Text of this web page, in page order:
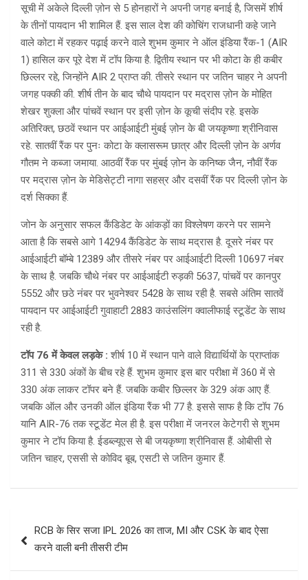
सूची में अकेले दिल्ली ज़ोन से 5 होनहारों ने अपनी जगह बनाई है, जिसमें शीर्ष
के तीनों पायदान भी शामिल हैं. इस साल देश की कोचिंग राजधानी कहे जाने
वाले कोटा में रहकर पढ़ाई करने वाले शुभम कुमार ने ऑल इंडिया रैंक-1 (AIR
1) हासिल कर पूरे देश में टॉप किया है. द्वितीय स्थान पर भी कोटा के ही कबीर
छिल्लर रहे, जिन्होंने AIR 2 प्राप्त की. तीसरे स्थान पर जतिन चाहर ने अपनी
जगह पक्की की. शीर्ष तीन के बाद चौथे पायदान पर मद्रास ज़ोन के मोहित
शेखर शुक्ला और पांचवें स्थान पर इसी ज़ोन के कूची संदीप रहे. ​इसके
अतिरिक्त, छठवें स्थान पर आईआईटी मुंबई ज़ोन के बी जयकृष्णा श्रीनिवास
रहे. सातवीं रैंक पर पुनः कोटा के क्लासरूम छात्र और दिल्ली ज़ोन के अर्णव
गौतम ने कब्जा जमाया. आठवीं रैंक पर मुंबई ज़ोन के कनिष्क जैन, नौवीं रैंक
पर मद्रास ज़ोन के मेडिसेट्टी नागा सहस्र और दसवीं रैंक पर दिल्ली ज़ोन के
दर्श सिक्का हैं.
जोन के अनुसार सफल कैंडिडेट के आंकड़ों का विश्लेषण करने पर सामने
आता है कि सबसे आगे 14294 कैंडिडेट के साथ मद्रास है. दूसरे नंबर पर
आईआईटी बॉम्बे 12389 और तीसरे नंबर पर आईआईटी दिल्ली 10697 नंबर
के साथ है. जबकि चौथे नंबर पर आईआईटी रुड़की 5637, पांचवें पर कानपुर
5552 और छठे नंबर पर भुवनेश्वर 5428 के साथ रही है. सबसे अंतिम सातवें
पायदान पर आईआईटी गुवाहाटी 2883 काउंसलिंग क्वालीफाई स्टूडेंट के साथ
रही है.
टॉप 76 में केवल लड़के :शीर्ष 10 में स्थान पाने वाले विद्यार्थियों के प्राप्तांक
311 से 330 अंकों के बीच रहे हैं. शुभम कुमार इस बार परीक्षा में 360 में से
330 अंक लाकर टॉपर बने हैं. जबकि कबीर छिल्लर के 329 अंक आए हैं.
जबकि ऑल और उनकी ऑल इंडिया रैंक भी 77 है. इससे साफ है कि टॉप 76
यानि AIR-76 तक स्टूडेंट मेल ही है. इस परीक्षा में जनरल केटेगरी से शुभम
कुमार ने टॉप किया है. ईडब्ल्यूएस से बी जयकृष्णा श्रीनिवास हैं. ओबीसी से
जतिन चाहर, एससी से कोविद बूब, एसटी से जतिन कुमार हैं.
navigation
RCB के सिर सजा IPL 2026 का ताज, MI और CSK के बाद ऐसा
करने वाली बनी तीसरी टीम